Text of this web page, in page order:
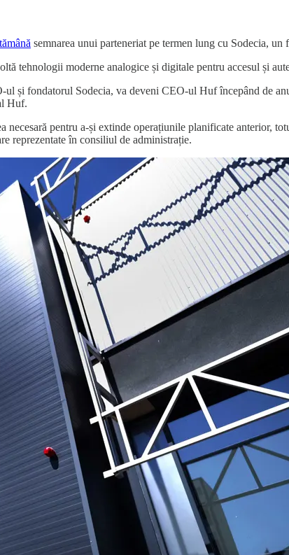
semnarea unui parteneriat pe termen lung cu Sodecia,
tehnologii moderne analogice și digitale pentru accesul și
și fondatorul Sodecia, va deveni CEO-ul Huf începând de
Huf.
pentru a-și extinde operațiunile planificate anterior,
reprezentate în consiliul de administrație.